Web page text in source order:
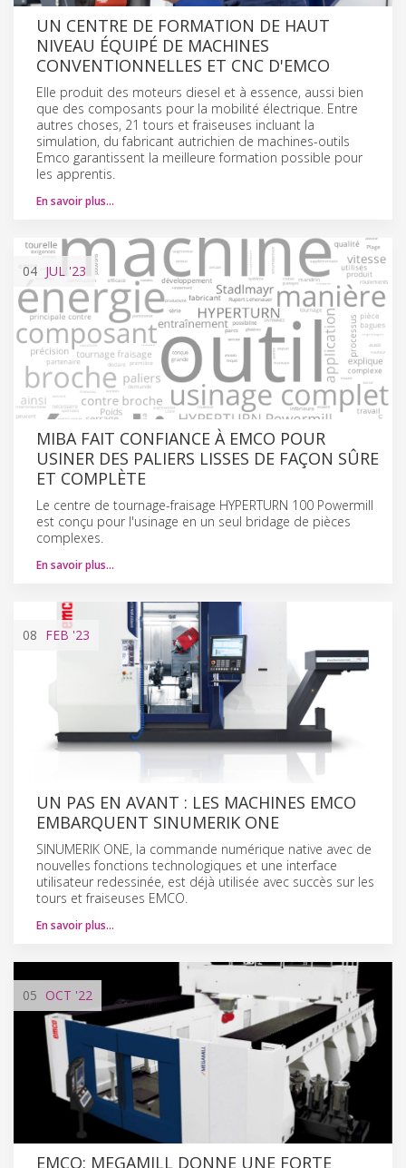
UN CENTRE DE FORMATION DE HAUT
NIVEAU ÉQUIPÉ DE MACHINES
CONVENTIONNELLES ET CNC D'EMCO
Elle produit des moteurs diesel et à essence, aussi bien
que des composants pour la mobilité électrique. Entre
autres choses, 21 tours et fraiseuses incluant la
simulation, du fabricant autrichien de machines-outils
Emco garantissent la meilleure formation possible pour
les apprentis.
En savoir plus…
04 JUL '23
MIBA FAIT CONFIANCE À EMCO POUR
USINER DES PALIERS LISSES DE FAÇON SÛRE
ET COMPLÈTE
Le centre de tournage-fraisage HYPERTURN 100 Powermill
est conçu pour l'usinage en un seul bridage de pièces
complexes.
En savoir plus…
08 FEB '23
UN PAS EN AVANT : LES MACHINES EMCO
EMBARQUENT SINUMERIK ONE
SINUMERIK ONE, la commande numérique native avec de
nouvelles fonctions technologiques et une interface
utilisateur redessinée, est déjà utilisée avec succès sur les
tours et fraiseuses EMCO.
En savoir plus…
05 OCT '22
EMCO: MEGAMILL DONNE UNE FORTE